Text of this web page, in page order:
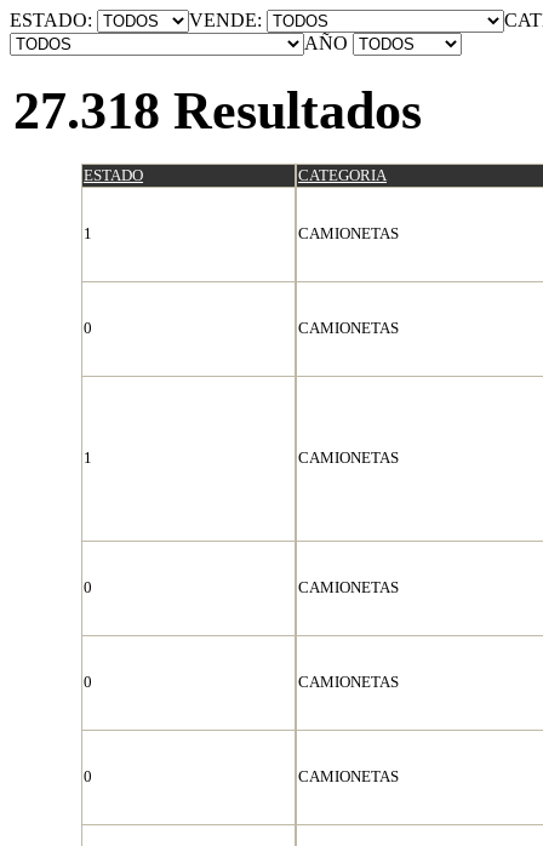
ESTADO: VENDE:
AÑO
27.318 Resultados
ESTADO CATEGORIA
1 CAMIONETAS
0 CAMIONETAS
1 CAMIONETAS
0 CAMIONETAS
0 CAMIONETAS
0 CAMIONETAS